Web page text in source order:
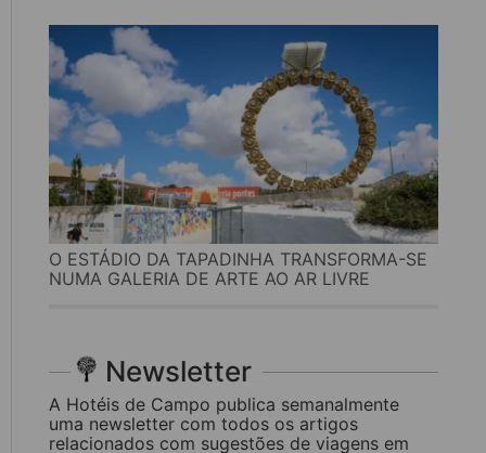
O ESTÁDIO DA TAPADINHA TRANSFORMA-SE
NUMA GALERIA DE ARTE AO AR LIVRE
Newsletter
A Hotéis de Campo publica semanalmente
uma newsletter com todos os artigos
relacionados com sugestões de viagens em